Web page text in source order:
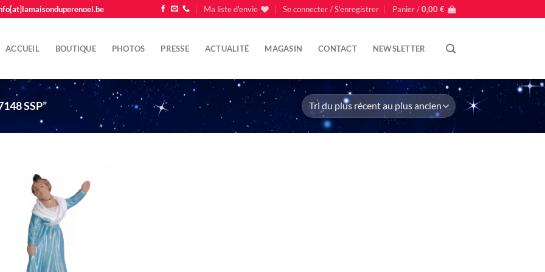
Ma liste d'envie Se connecter / S’enregistrer Panier /0,00€
ACCUEIL BOUTIQUE PHOTOS PRESSE ACTUALITÉ MAGASIN CONTACT NEWSLETTER
SSP”